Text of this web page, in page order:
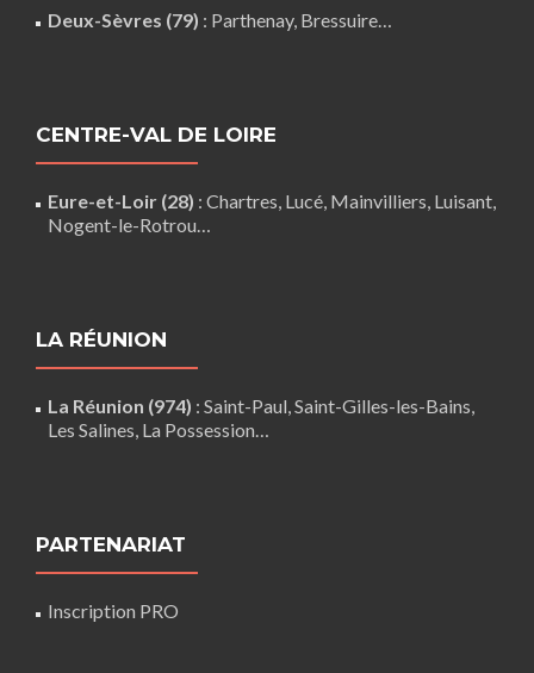
Deux-Sèvres (79) : Parthenay, Bressuire…
CENTRE-VAL DE LOIRE
Eure-et-Loir (28) : Chartres, Lucé, Mainvilliers, Luisant,
Nogent-le-Rotrou…
LA RÉUNION
La Réunion (974) : Saint-Paul,Saint-Gilles-les-Bains,
Les Salines, La Possession…
PARTENARIAT
Inscription PRO